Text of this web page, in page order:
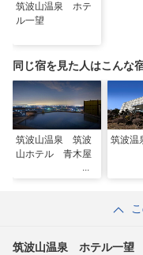
筑波山温泉 ホテ
ル一望
同じ宿を見た人はこんな
筑波山温泉 筑波
山ホテル 青木屋
筑波温
筑波山温泉 ホテル一望